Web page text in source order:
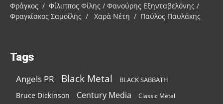
Φράγκος / Φίλιππος Φίλης / Φανούρης Εξηνταβελόνης /
Φραγκίσκος Σαμοΐλης / Χαρά Νέτη / Παύλος Παυλάκης
Tags
Angels PR Black Metal BLACK SABBATH
Bruce Dickinson Century Media Classic Metal